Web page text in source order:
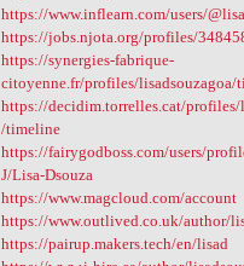
https://www.inflearn.com/users/
https://jobs.njota.org/profiles/
https://synergies-fabrique-
citoyenne.fr/profiles/lisadsouzagoa/
https://decidim.torrelles.cat/profiles/
/timeline
https://fairygodboss.com/users/
J/Lisa-Dsouza
https://www.magcloud.com/account
https://www.outlived.co.uk/author/
https://pairup.makers.tech/en/lisad